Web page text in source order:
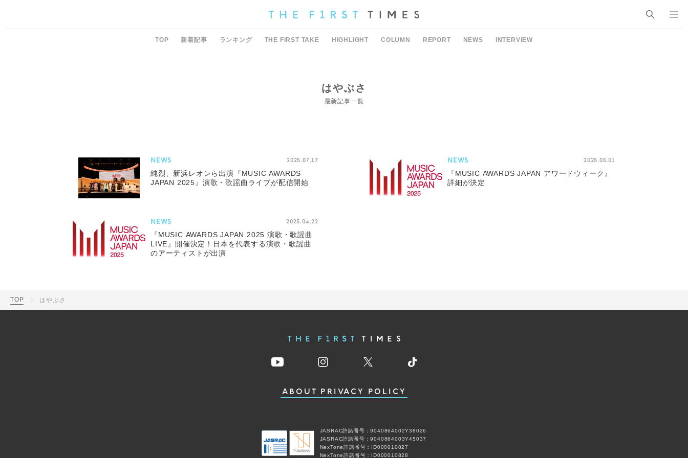
TOP 新着記事 ランキング THE FIRST TAKE HIGHLIGHT COLUMN REPORT NEWS INTERVIEW
はやぶさ
最新記事一覧
NEWS 2025.07.17
純烈、新浜レオンら出演『MUSIC AWARDS
JAPAN 2025』演歌・歌謡曲ライブが配信開始
NEWS 2025.05.01
『MUSIC AWARDS JAPAN アワードウィーク』
詳細が決定
NEWS 2025.04.22
『MUSIC AWARDS JAPAN 2025 演歌・歌謡曲
LIVE』開催決定！日本を代表する演歌・歌謡曲
のアーティストが出演
TOP はやぶさ
ABOUT PRIVACY POLICY
JASRAC許諾番号：9040864002Y38026
JASRAC許諾番号：9040864003Y45037
NexTone許諾番号：ID000010827
NexTone許諾番号：ID000010828